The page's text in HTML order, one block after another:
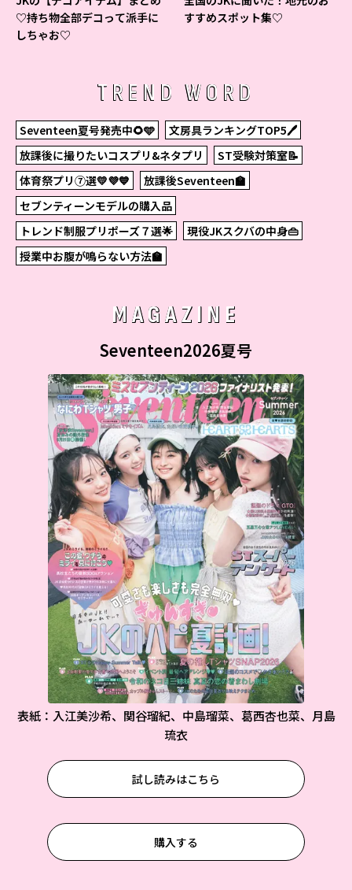
♡持ち物全部デコって派手に
しちゃお♡
すすめスポット集♡
TREND WORD
Seventeen夏号発売中🌻🩵
文房具ランキングTOP5🖊
放課後に撮りたいコスプリ&ネタプリ
ST受験対策室📝
体育祭プリ⑦選💛💜💙
放課後Seventeen🏫
セブンティーンモデルの購入品
トレンド制服プリポーズ７選🌟
現役JKスクバの中身👜
授業中お腹が鳴らない方法🏫
MAGAZINE
Seventeen2026夏号
表紙：入江美沙希、関谷瑠紀、中島瑠菜、葛西杏也菜、月島
琉衣
試し読みはこちら
購入する